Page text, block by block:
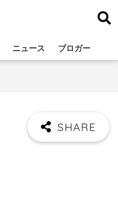
ニュース ブロガー